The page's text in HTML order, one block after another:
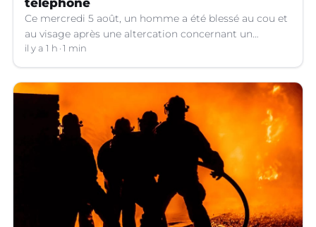
téléphone
Ce mercredi 5 août, un homme a été blessé au cou et
au visage après une altercation concernant un
téléphone portable à Montpellier (Hérault).
il y a 1 h 1 min